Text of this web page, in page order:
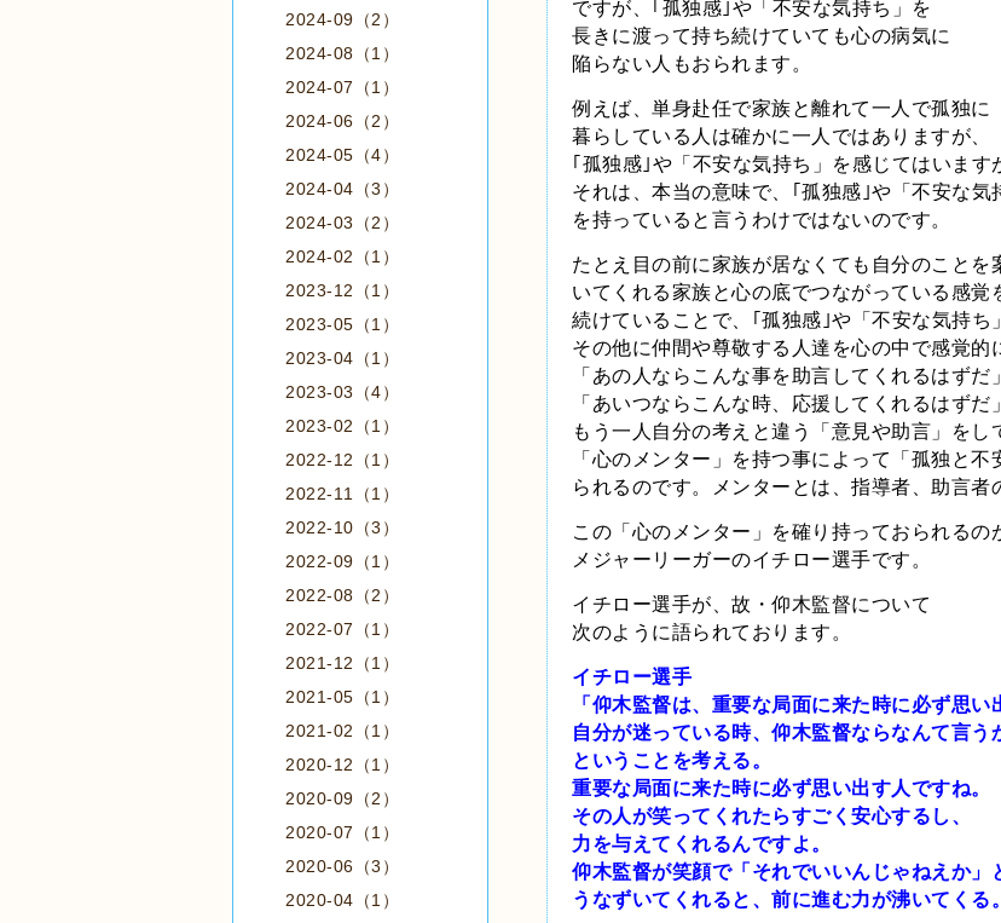
ですが、｢孤独感｣や「不安な気持ち」を
長きに渡って持ち続けていても心の病気に
陥らない人もおられます。
例えば、単身赴任で家族と離れて一人で孤独に
暮らしている人は確かに一人ではありますが、
｢孤独感｣や「不安な気持ち」を感じてはいます
それは、本当の意味で、｢孤独感｣や「不安な気
を持っていると言うわけではないのです。
たとえ目の前に家族が居なくても自分のことを
いてくれる家族と心の底でつながっている感覚
続けていることで、
｢孤独感｣や「不安な気持ち
その他に仲間や尊敬する人達を心の中で感覚的
「あの人ならこんな事を助言してくれるはずだ」
「あいつならこんな時、応援してくれるはずだ
もう一人自分の考えと違う「意見や助言」をし
「心のメンター」を持つ事によって「孤独と不
られるのです。メンターとは、指導者、助言者
この「心のメンター」を確り持っておられるの
メジャーリーガーのイチロー選手です。
イチロー選手が、故・仰木監督について
次のように語られております。
イチロー選手
「仰木監督は、重要な局面に来た時に必ず思い
自分が迷っている時、仰木監督ならなんて言う
ということを考える。
重要な局面に来た時に必ず思い出す人ですね。
その人が笑ってくれたらすごく安心するし、
力を与えてくれるんですよ。
仰木監督が笑顔で「それでいいんじゃねえか」
うなずいてくれると、前に進む力が沸いてくる
2024-09（2）
2024-08（1）
2024-07（1）
2024-06（2）
2024-05（4）
2024-04（3）
2024-03（2）
2024-02（1）
2023-12（1）
2023-05（1）
2023-04（1）
2023-03（4）
2023-02（1）
2022-12（1）
2022-11（1）
2022-10（3）
2022-09（1）
2022-08（2）
2022-07（1）
2021-12（1）
2021-05（1）
2021-02（1）
2020-12（1）
2020-09（2）
2020-07（1）
2020-06（3）
2020-04（1）